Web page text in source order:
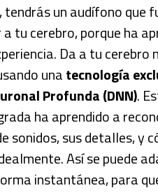
tendrás un audífono que
tu cerebro, porque ha
Da a tu cerebro
unatecnología
Profunda (DNN).
ha aprendido a
sonidos, sus detalles, y
Así se puede
instantánea, para